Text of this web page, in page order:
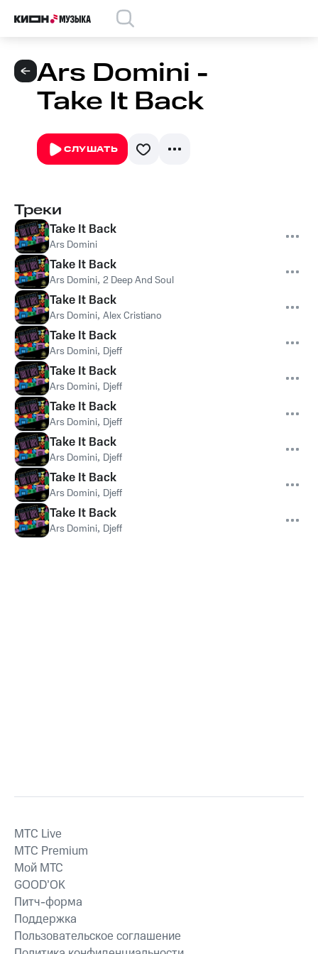
Ars Domini -
Take It Back
СЛУШАТЬ
Треки
Take It Back
Ars Domini
Take It Back
Ars Domini, 2 Deep And Soul
Take It Back
Ars Domini, Alex Cristiano
Take It Back
Ars Domini, Djeff
Take It Back
Ars Domini, Djeff
Take It Back
Ars Domini, Djeff
Take It Back
Ars Domini, Djeff
Take It Back
Ars Domini, Djeff
Take It Back
Ars Domini, Djeff
MTС Live
MTС Premium
Мой МТС
GOOD’OK
Питч-форма
Поддержка
Пользовательское соглашение